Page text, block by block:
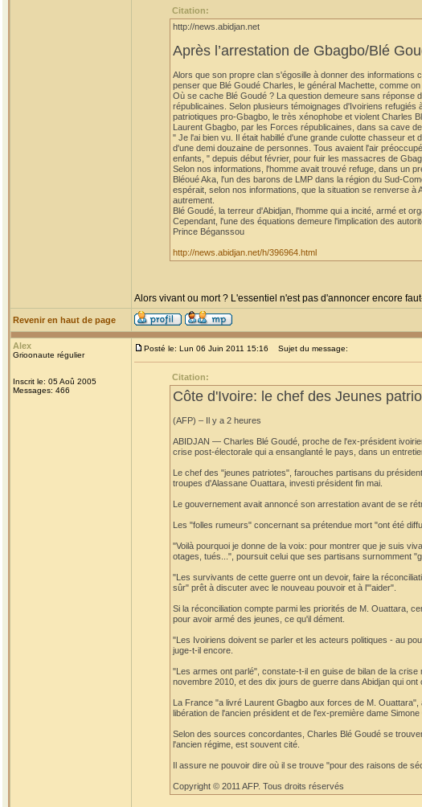
Citation:
http://news.abidjan.net
Après l’arrestation de Gbagbo/Blé
Alors que son propre clan s'égosille à donner des
penser que Blé Goudé Charles, le général Machette, comme
Où se cache Blé Goudé ? La question demeure sans réponse
républicaines. Selon plusieurs témoignages d'Ivoiriens
patriotiques pro-Gbagbo, le très xénophobe et violent Charles
Laurent Gbagbo, par les Forces républicaines, dans sa cave
" Je l'ai bien vu. Il était habillé d'une grande culotte chasseur
d'une demi douzaine de personnes. Tous avaient l'air
enfants, " depuis début février, pour fuir les massacres de
Selon nos informations, l'homme avait trouvé refuge, dans un
Bléoué Aka, l'un des barons de LMP dans la région du Sud-
espérait, selon nos informations, que la situation se renverse à
autrement.
Blé Goudé, la terreur d'Abidjan, l'homme qui a incité, armé et
Cependant, l'une des équations demeure l'implication des
Prince Béganssou
http://news.abidjan.net/h/396964.html
Alors vivant ou mort ? L'essentiel n'est pas d'annoncer encore
Revenir en haut de page
Alex
Grioonaute régulier
Inscrit le: 05 Aoû 2005
Messages: 466
Posté le: Lun 06 Juin 2011 15:16 Sujet du message:
Citation:
Côte d'Ivoire: le chef des Jeunes
(AFP) – Il y a 2 heures
ABIDJAN — Charles Blé Goudé, proche de l'ex-président
crise post-électorale qui a ensanglanté le pays, dans un
Le chef des "jeunes patriotes", farouches partisans du
troupes d'Alassane Ouattara, investi président fin mai.
Le gouvernement avait annoncé son arrestation avant de se
Les "folles rumeurs" concernant sa prétendue mort "ont été
"Voilà pourquoi je donne de la voix: pour montrer que je suis
otages, tués...", poursuit celui que ses partisans surnomment
"Les survivants de cette guerre ont un devoir, faire la
sûr" prêt à discuter avec le nouveau pouvoir et à l'"aider".
Si la réconciliation compte parmi les priorités de M. Ouattara,
pour avoir armé des jeunes, ce qu'il dément.
"Les Ivoiriens doivent se parler et les acteurs politiques - au
juge-t-il encore.
"Les armes ont parlé", constate-t-il en guise de bilan de la
novembre 2010, et des dix jours de guerre dans Abidjan qui ont
La France "a livré Laurent Gbagbo aux forces de M.
libération de l'ancien président et de l'ex-première dame
Selon des sources concordantes, Charles Blé Goudé se
l'ancien régime, est souvent cité.
Il assure ne pouvoir dire où il se trouve "pour des raisons de
Copyright © 2011 AFP. Tous droits réservés